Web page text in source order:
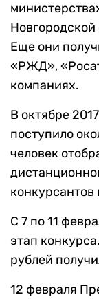
Новгородской
Еще они
«РЖД»,
компаниях.
В октябре
поступило
человек
С 7 по 11
этап
рублей
12 февраля